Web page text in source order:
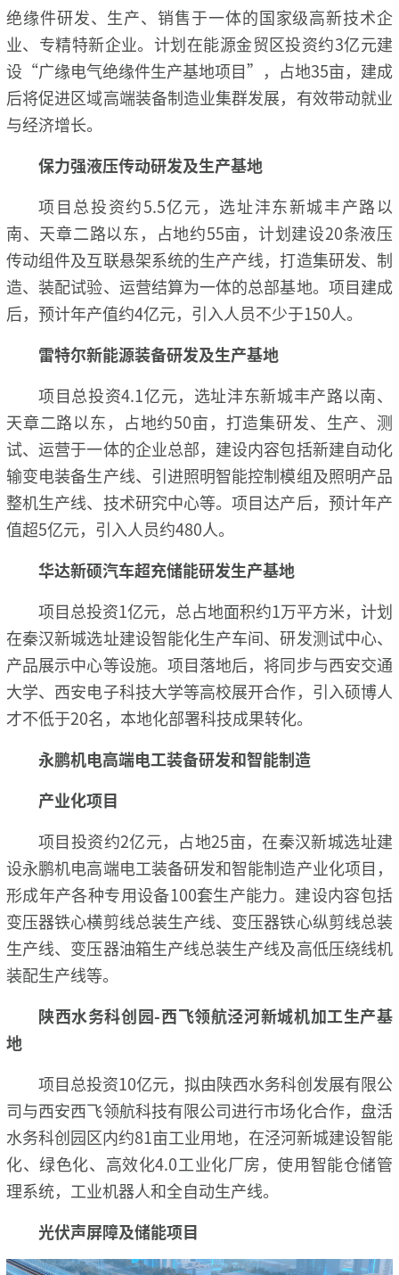
绝缘件研发、生产、销售于一体的国家级高新技术企
业、专精特新企业。计划在能源金贸区投资约3亿元建
设“广缘电气绝缘件生产基地项目”，占地35亩，建成
后将促进区域高端装备制造业集群发展，有效带动就业
与经济增长。
保力强液压传动研发及生产基地
项目总投资约5.5亿元，选址沣东新城丰产路以
南、天章二路以东，占地约55亩，计划建设20条液压
传动组件及互联悬架系统的生产产线，打造集研发、制
造、装配试验、运营结算为一体的总部基地。项目建成
后，预计年产值约4亿元，引入人员不少于150人。
雷特尔新能源装备研发及生产基地
项目总投资4.1亿元，选址沣东新城丰产路以南、
天章二路以东，占地约50亩，打造集研发、生产、测
试、运营于一体的企业总部，建设内容包括新建自动化
输变电装备生产线、引进照明智能控制模组及照明产品
整机生产线、技术研究中心等。项目达产后，预计年产
值超5亿元，引入人员约480人。
华达新硕汽车超充储能研发生产基地
项目总投资1亿元，总占地面积约1万平方米，计划
在秦汉新城选址建设智能化生产车间、研发测试中心、
产品展示中心等设施。项目落地后，将同步与西安交通
大学、西安电子科技大学等高校展开合作，引入硕博人
才不低于20名，本地化部署科技成果转化。
永鹏机电高端电工装备研发和智能制造
产业化项目
项目投资约2亿元，占地25亩，在秦汉新城选址建
设永鹏机电高端电工装备研发和智能制造产业化项目，
形成年产各种专用设备100套生产能力。建设内容包括
变压器铁心横剪线总装生产线、变压器铁心纵剪线总装
生产线、变压器油箱生产线总装生产线及高低压绕线机
装配生产线等。
陕西水务科创园-西飞领航泾河新城机加工生产基
地
项目总投资10亿元，拟由陕西水务科创发展有限公
司与西安西飞领航科技有限公司进行市场化合作，盘活
水务科创园区内约81亩工业用地，在泾河新城建设智能
化、绿色化、高效化4.0工业化厂房，使用智能仓储管
理系统，工业机器人和全自动生产线。
光伏声屏障及储能项目